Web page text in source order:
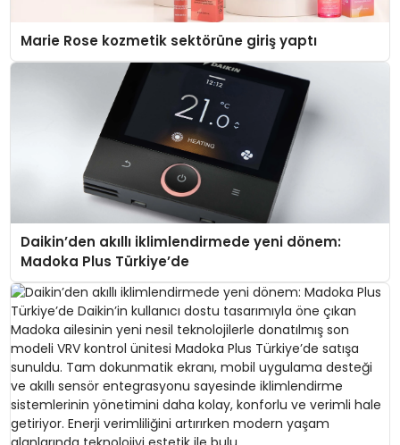
Marie Rose kozmetik sektörüne giriş yaptı
Daikin’den akıllı iklimlendirmede yeni dönem:
Madoka Plus Türkiye’de